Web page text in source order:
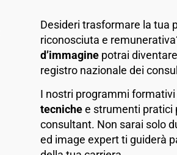
Desideri trasformare la tua
riconosciuta e
d’immagine potrai
registro nazionale dei
I nostri programmi
tecnichee strumenti pratici
consultant. Non sarai solo
ed image expert ti guiderà